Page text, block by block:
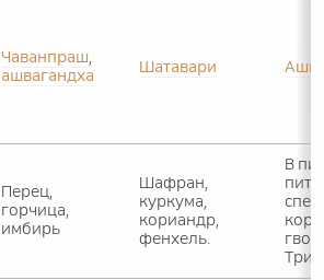
Чаванпраш,
ашвагандха
Шатавари
Перец,
горчица,
имбирь
Шафран,
куркума,
кориандр,
фенхель.
В